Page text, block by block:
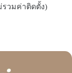
รวมค่าติดตั้ง)